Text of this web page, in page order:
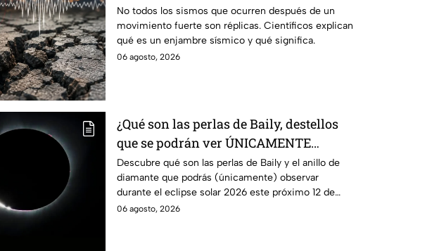
y réplicas
No todos los sismos que ocurren después de un
movimiento fuerte son réplicas. Científicos explican
qué es un enjambre sísmico y qué significa.
06 agosto, 2026
¿Qué son las perlas de Baily, destellos
que se podrán ver ÚNICAMENTE
durante el eclipse solar 2026 del 12 de
agosto?
Descubre qué son las perlas de Baily y el anillo de
diamante que podrás (únicamente) observar
durante el eclipse solar 2026 este próximo 12 de
agosto.
06 agosto, 2026